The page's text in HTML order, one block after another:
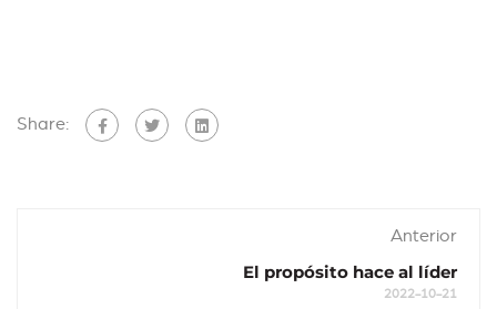
Share:
Anterior
El propósito hace al líder
2022-10-21